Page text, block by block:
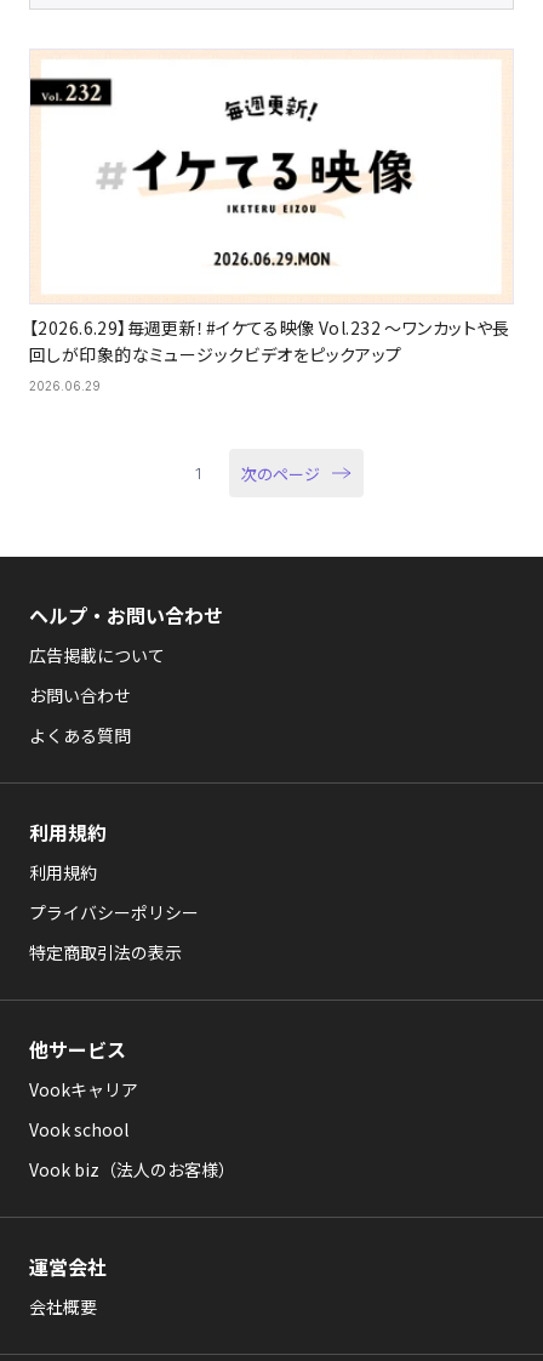
【2026.6.29】毎週更新！#イケてる映像 Vol.232 〜ワンカットや長
回しが印象的なミュージックビデオをピックアップ
2026.06.29
1 次のページ
ヘルプ・お問い合わせ
広告掲載について
お問い合わせ
よくある質問
利用規約
利用規約
プライバシーポリシー
特定商取引法の表示
他サービス
Vookキャリア
Vook school
Vook biz（法人のお客様）
運営会社
会社概要